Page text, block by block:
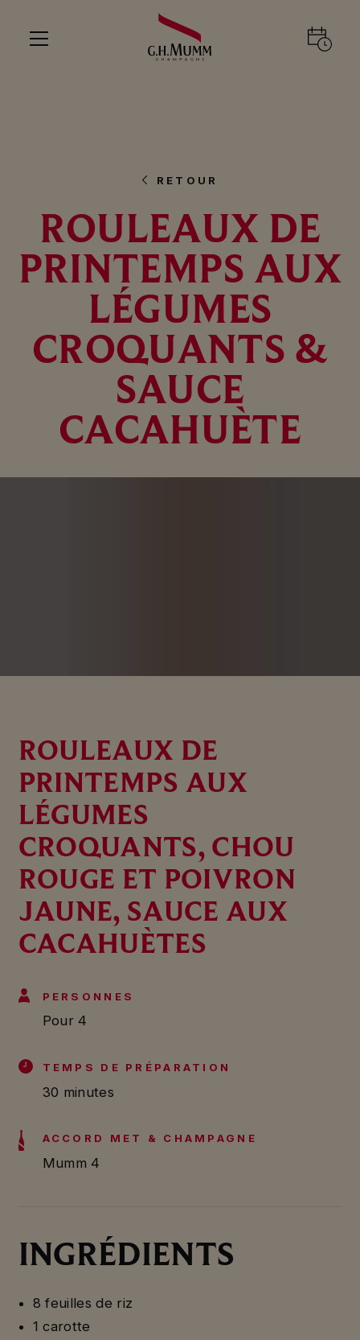
RETOUR
ROULEAUX DE
PRINTEMPS AUX
LÉGUMES
CROQUANTS &
SAUCE
CACAHUÈTE
ROULEAUX DE
PRINTEMPS AUX
LÉGUMES
CROQUANTS, CHOU
ROUGE ET POIVRON
JAUNE, SAUCE AUX
CACAHUÈTES
PERSONNES
Pour 4
TEMPS DE PRÉPARATION
30 minutes
ACCORD MET & CHAMPAGNE
Mumm 4
INGRÉDIENTS
8 feuilles de riz
1 carotte